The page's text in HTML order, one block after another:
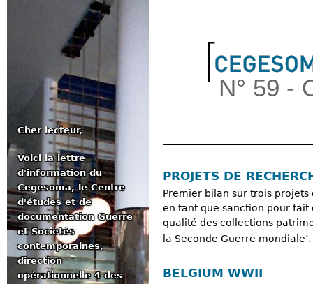
N° 59 -
PROJETS DE
Premier bilan sur trois projets
en tant que sanction pour fait
qualité des collections
la Seconde Guerre mondiale’.
BELGIUM WWII
Cher lecteur,
Voici la lettre
d'information du
Cegesoma, le Centre
d'études et de
documentation Guerre
et Sociétés
contemporaines,
direction
opérationnelle 4 des